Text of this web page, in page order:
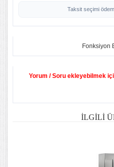
Taksit seçimi
Fonksiyon
Yorum / Soru ekleyebilmek
İLGILI